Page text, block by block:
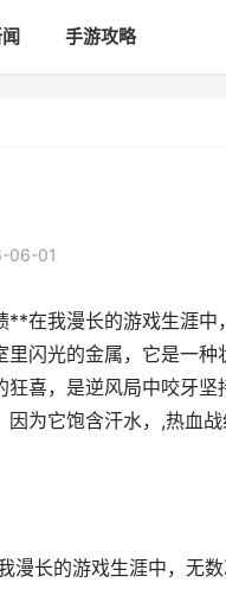
手游攻略
06-01
在我漫长的游戏生涯
里闪光的金属，它是一
狂喜，是逆风局中咬牙
因为它饱含汗水，,热血
长的游戏生涯中，无